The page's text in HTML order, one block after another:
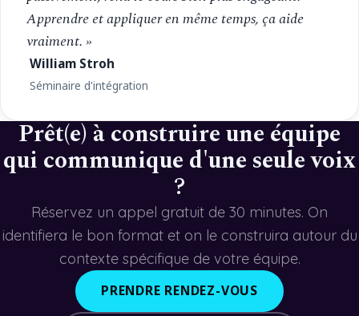
Apprendre et appliquer en même temps, ça aide
vraiment. »
William Stroh
Séminaire d'intégration
Prêt(e) à construire une équipe
qui communique d'une seule voix
?
Réservez un appel gratuit de 30 minutes. On
identifiera le bon format et on le construira autour du
contexte spécifique de votre équipe.
PRENDRE RENDEZ-VOUS